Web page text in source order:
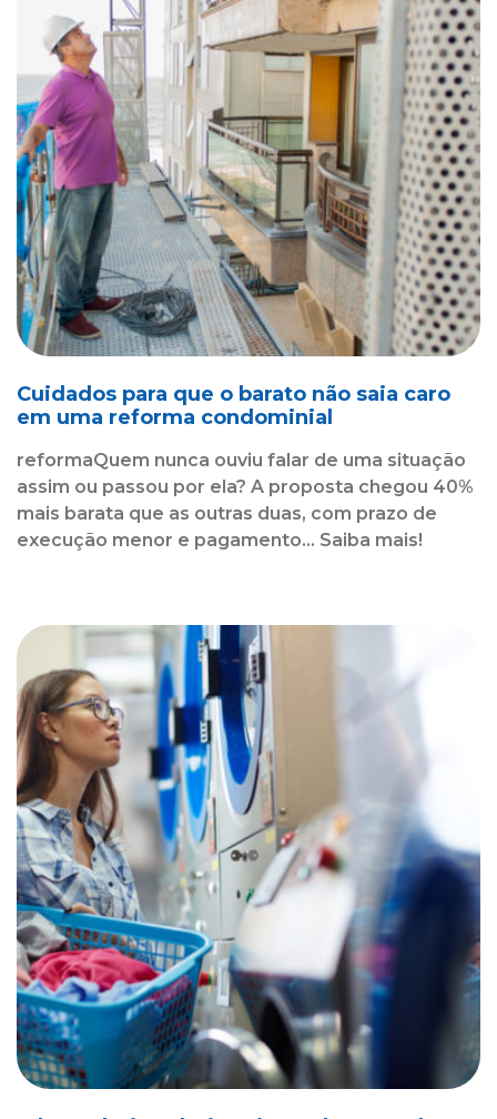
Cuidados para que o barato não saia caro
em uma reforma condominial
reformaQuem nunca ouviu falar de uma situação
assim ou passou por ela? A proposta chegou 40%
mais barata que as outras duas, com prazo de
execução menor e pagamento... Saiba mais!